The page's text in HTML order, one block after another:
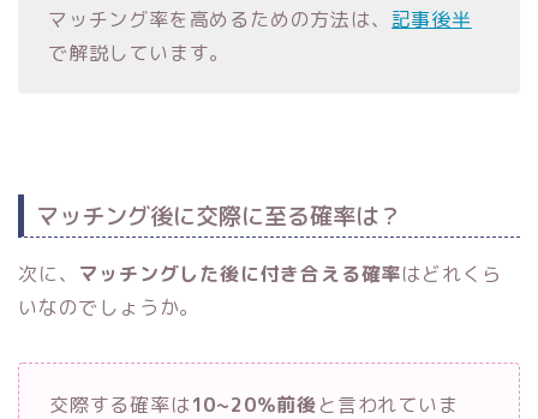
マッチング率を高めるための方法は、 記事後半
で解説しています。
マッチング後に交際に至る確率は？
次に、 マッチングした後に付き合える確率はどれくら
いなのでしょうか。
交際する確率は10~20％前後と言われていま